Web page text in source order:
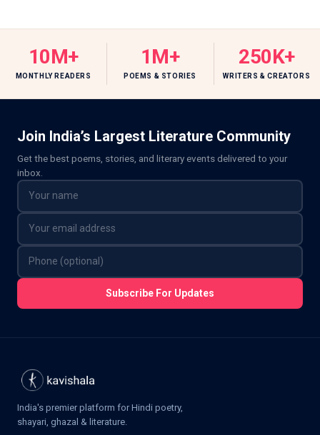
10M+
MONTHLY READERS
1M+
POEMS & STORIES
250K+
WRITERS & CREATORS
Join India’s Largest Literature Community
Get the best poems, stories, and literary events delivered to your
inbox.
Subscribe For Updates
India's premier platform for Hindi poetry,
shayari, ghazal & literature.